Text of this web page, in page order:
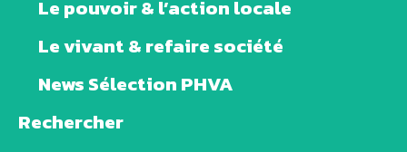
Le pouvoir & l’action locale
Le vivant & refaire société
News Sélection PHVA
Rechercher